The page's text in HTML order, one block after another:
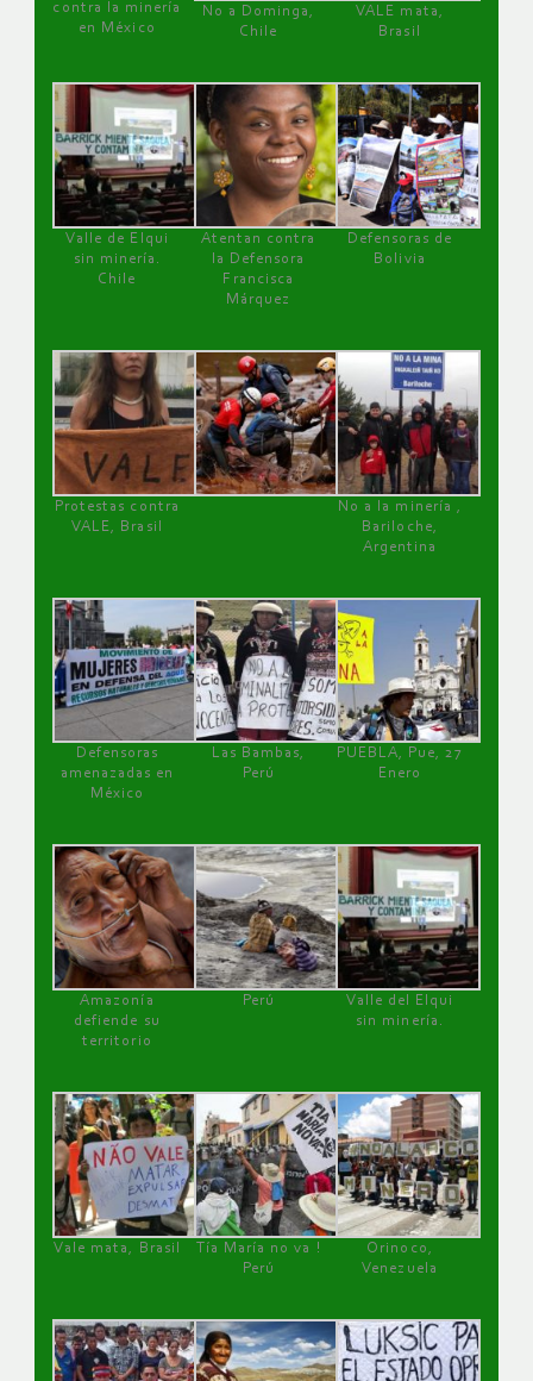
contra la minería
en México
No a Dominga,
Chile
VALE mata,
Brasil
Valle de Elqui
sin minería.
Chile
Atentan contra
la Defensora
Francisca
Márquez
Defensoras de
Bolivia
Protestas contra
VALE, Brasil
No a la minería ,
Bariloche,
Argentina
Defensoras
amenazadas en
México
Las Bambas,
Perú
PUEBLA, Pue, 27
Enero
Amazonía
defiende su
territorio
Perú
Valle del Elqui
sin minería.
Vale mata, Brasil
Tía María no va !
Perú
Orinoco,
Venezuela